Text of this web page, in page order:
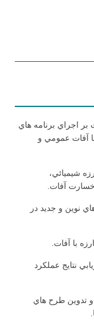
اجراي برنامه هاي
آفات عمومي و
شيميائي،
خسارت آفات.
نوين و جديد در
با آفات.
نتايج عملكرد
تدوين طرح هاي